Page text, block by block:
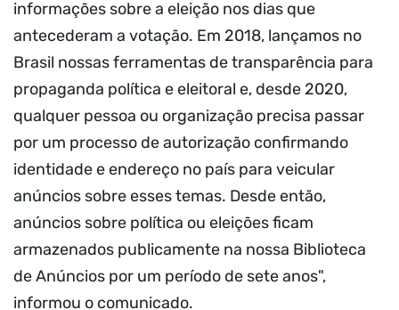
informações sobre a eleição nos dias que
antecederam a votação. Em 2018, lançamos no
Brasil nossas ferramentas de transparência para
propaganda política e eleitoral e, desde 2020,
qualquer pessoa ou organização precisa passar
por um processo de autorização confirmando
identidade e endereço no país para veicular
anúncios sobre esses temas. Desde então,
anúncios sobre política ou eleições ficam
armazenados publicamente na nossa Biblioteca
de Anúncios por um período de sete anos",
informou o comunicado.